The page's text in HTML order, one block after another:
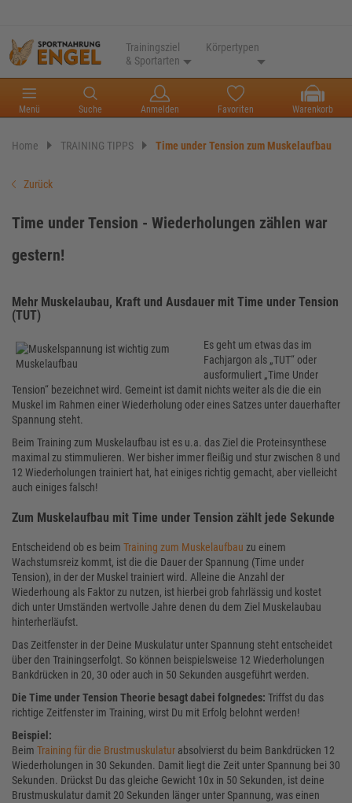
Trainingsziel
& Sportarten
Körpertypen
Menü Suche Anmelden Favoriten Warenkorb
Home TRAINING TIPPS Time under Tension zum Muskelaufbau
Zurück
Time under Tension - Wiederholungen zählen war
gestern!
Mehr Muskelaubau, Kraft und Ausdauer mit Time under Tension
(TUT)
Es geht um etwas das im
Fachjargon als „TUT“ oder
ausformuliert „Time Under
Tension“ bezeichnet wird. Gemeint ist damit nichts weiter als die die ein
Muskel im Rahmen einer Wiederholung oder eines Satzes unter dauerhafter
Spannung steht.
Beim Training zum Muskelaufbau ist es u.a. das Ziel die Proteinsynthese
maximal zu stimmulieren. Wer bisher immer fleißig und stur zwischen 8 und
12 Wiederholungen trainiert hat, hat einiges richtig gemacht, aber vielleicht
auch einiges falsch!
Zum Muskelaufbau mit Time under Tension zählt jede Sekunde
Entscheidend ob es beim Training zum Muskelaufbau zu einem
Wachstumsreiz kommt, ist die die Dauer der Spannung (Time under
Tension), in der der Muskel trainiert wird. Alleine die Anzahl der
Wiederhoung als Faktor zu nutzen, ist hierbei grob fahrlässig und kostet
dich unter Umständen wertvolle Jahre denen du dem Ziel Muskelaubau
hinterherläufst.
Das Zeitfenster in der Deine Muskulatur unter Spannung steht entscheidet
über den Trainingserfolgt. So können beispielsweise 12 Wiederholungen
Bankdrücken in 20, 30 oder auch in 50 Sekunden ausgeführt werden.
Die Time under Tension Theorie besagt dabei folgnedes: Triffst du das
richtige Zeitfenster im Training, wirst Du mit Erfolg belohnt werden!
Beispiel:
Beim Training für die Brustmuskulatur absolvierst du beim Bankdrücken 12
Wiederholungen in 30 Sekunden. Damit liegt die Zeit unter Spannung bei 30
Sekunden. Drückst Du das gleiche Gewicht 10x in 50 Sekunden, ist deine
Brustmuskulatur damit 20 Sekunden länger unter Spannung, was einen